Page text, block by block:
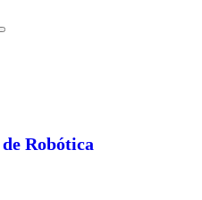
Robótica